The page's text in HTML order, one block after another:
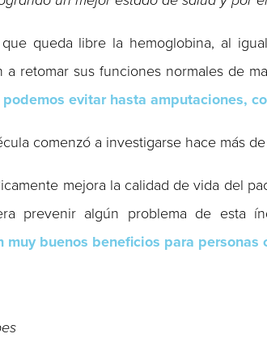
queda libre la hemoglobina, al
a retomar sus funciones normales de
evitar hasta amputaciones,
comenzó a investigarse hace más
mejora la calidad de vida del
prevenir algún problema de esta
muy buenos beneficios para personas